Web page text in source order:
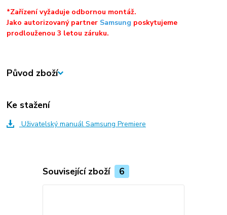
*Zařízení vyžaduje odbornou montáž.
Jako autorizovaný partner Samsung poskytujeme
prodlouženou 3 letou záruku.
Původ zboží
Ke stažení
Uživatelský manuál Samsung Premiere
Související zboží 6